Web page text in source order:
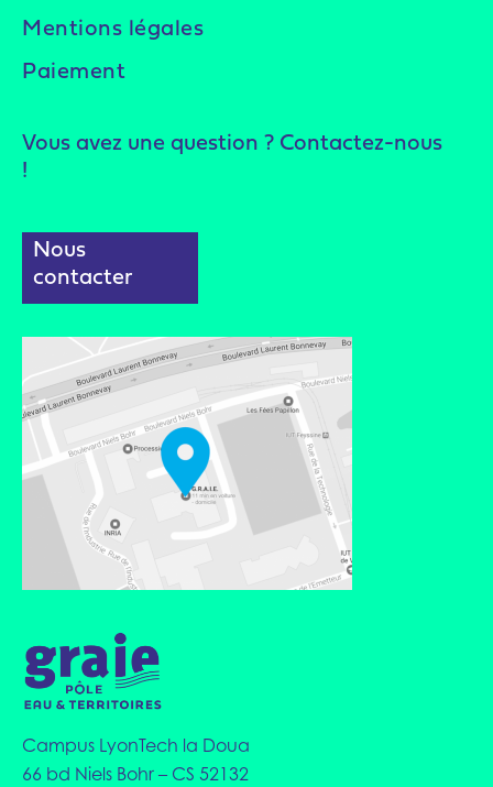
Mentions légales
Paiement
Vous avez une question ? Contactez-nous
!
Nous
contacter
Campus LyonTech la Doua
66 bd Niels Bohr – CS 52132